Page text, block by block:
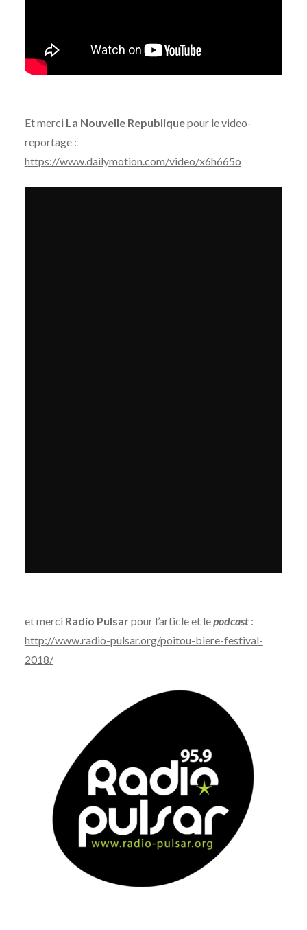
Et merci La Nouvelle Republiquepour le video-
reportage :
https://www.dailymotion.com/video/x6h665o
et merci Radio Pulsarpour l’article et lepodcast:
http://www.radio-pulsar.org/poitou-biere-festival-
2018/